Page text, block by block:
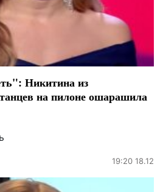
Никитина из
на пилоне ошарашила
19:20 18.12